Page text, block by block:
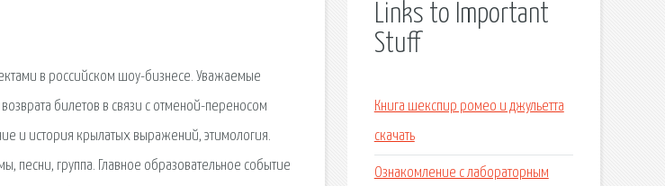
в российском шоу-бизнесе. Уважаемые
билетов в связи с отменой-переносом
и история крылатых выражений, этимология.
песни, группа. Главное образовательное событие
Links to Important
Stuff
Книга шекспир ромео и джульетта
скачать
Ознакомление с лабораторным